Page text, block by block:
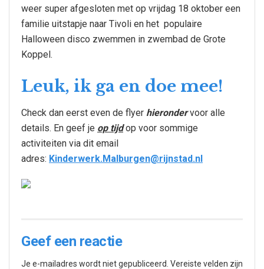
weer super afgesloten met op vrijdag 18 oktober een
familie uitstapje naar Tivoli en het populaire
Halloween disco zwemmen in zwembad de Grote
Koppel.
Leuk, ik ga en doe mee!
Check dan eerst even de flyer hierondervoor alle
details. En geef je op tijdop voor sommige
activiteiten via dit email
adres: Kinderwerk.Malburgen@rijnstad.nl
Geef een reactie
Je e-mailadres wordt niet gepubliceerd. Vereiste velden zijn